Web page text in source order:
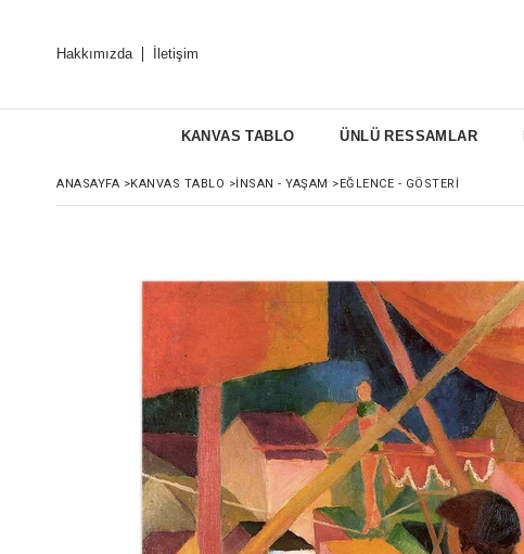
Hakkımızda İletişim
KANVAS TABLO ÜNLÜ RESSAMLAR
ANASAYFA >KANVAS TABLO >İNSAN - YAŞAM >EĞLENCE - GÖSTERI